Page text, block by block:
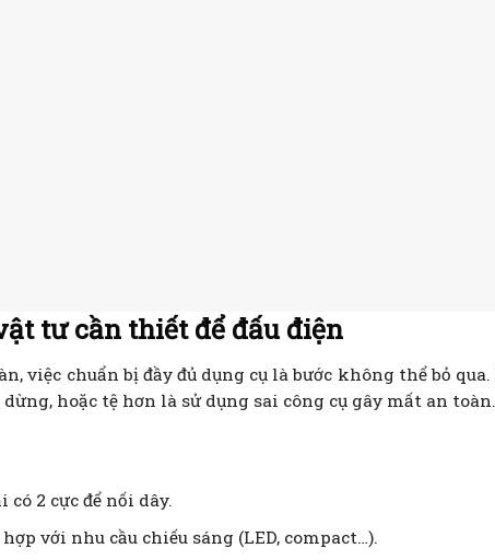
tư cần thiết để đấu điện
việc chuẩn bị đầy đủ dụng cụ là bước không thể bỏ qua.
hoặc tệ hơn là sử dụng sai công cụ gây mất an toàn.
có 2 cực để nối dây.
với nhu cầu chiếu sáng (LED, compact…).